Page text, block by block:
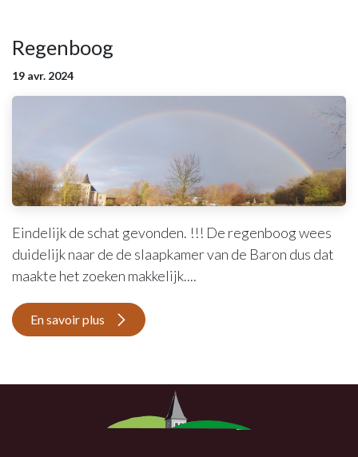
Regenboog
19 avr. 2024
Eindelijk de schat gevonden. !!! De regenboog wees
duidelijk naar de de slaapkamer van de Baron dus dat
maakte het zoeken makkelijk....
En savoir plus